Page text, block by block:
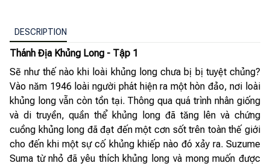
DESCRIPTION
Thánh Địa Khủng Long - Tập 1
Sẽ như thế nào khi loài khủng long chưa bị bị tuyệt chủng?
Vào năm 1946 loài người phát hiện ra một hòn đảo, nơi loài
khủng long vẫn còn tồn tại. Thông qua quá trình nhân giống
và di truyền, quần thể khủng long đã tăng lên và chứng
cuồng khủng long đã đạt đến một cơn sốt trên toàn thế giới
cho đến khi một sự cố khủng khiếp nào đó xảy ra. Suzume
Suma từ nhỏ đã yêu thích khủng long và mong muốn được